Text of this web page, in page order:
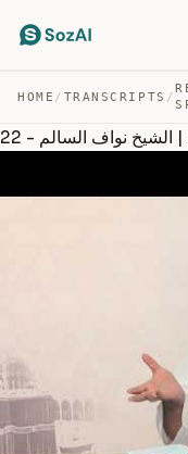
HOME / TRANSCRIPTS /
| الشيخ نواف السالم